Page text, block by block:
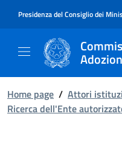
Presidenza del Consiglio dei
Home page / Attori
Ricerca dell'Ente